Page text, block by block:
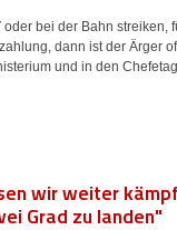
bei der Bahn streiken,
dann ist der Ärger
und in den
wir weiter
Grad zu landen"